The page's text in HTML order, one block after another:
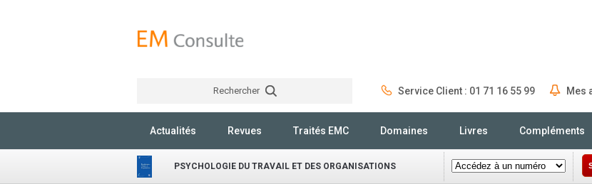
Rechercher Service Client : 01 71 16 55 99 Mes
Actualités Revues Traités EMC Domaines Livres Compléments
PSYCHOLOGIE DU TRAVAIL ET DES ORGANISATIONS